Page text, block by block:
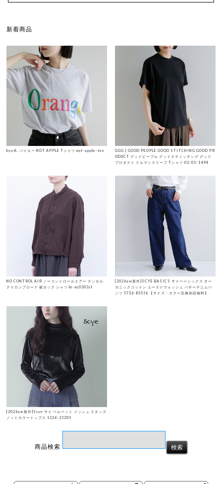
新着商品
byeA. バイエー NOT APPLE Tシャツ not-apple-tee
GGG | GOOD PEOPLE GOOD STITCHING GOOD PR
ODUCT グッドピープル グッドスティッチング グッド
プロダクト ドルマンスリーブ Tシャツ 02-01-1494
NO CONTROL AIR ノーコントロールエアー テンセル
ナイロンブロード 裾タック シャツ hr-nc0303sf
[2026aw新作]SCYE BASICS サイベーシックス オー
ガニックコットン ユーズドウォッシュ バギーデニムパ
ンツ 5726-83536 【サイズ・カラー交換初回無料】
[2026aw新作]Scye サイ ベルベット メッシュ スタッズ
ノットカラートップス 1226-23205
商品検索